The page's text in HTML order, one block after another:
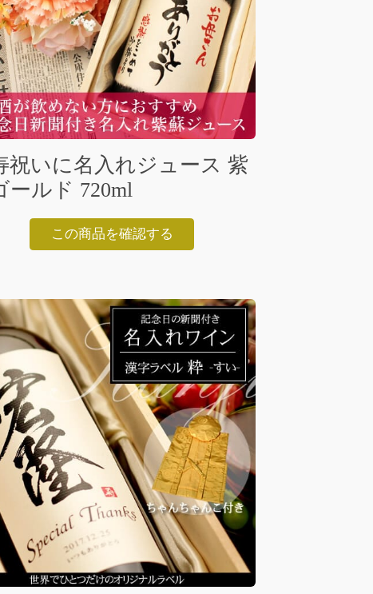
祝いに名入れジュース 紫
ールド 720ml
この商品を確認する